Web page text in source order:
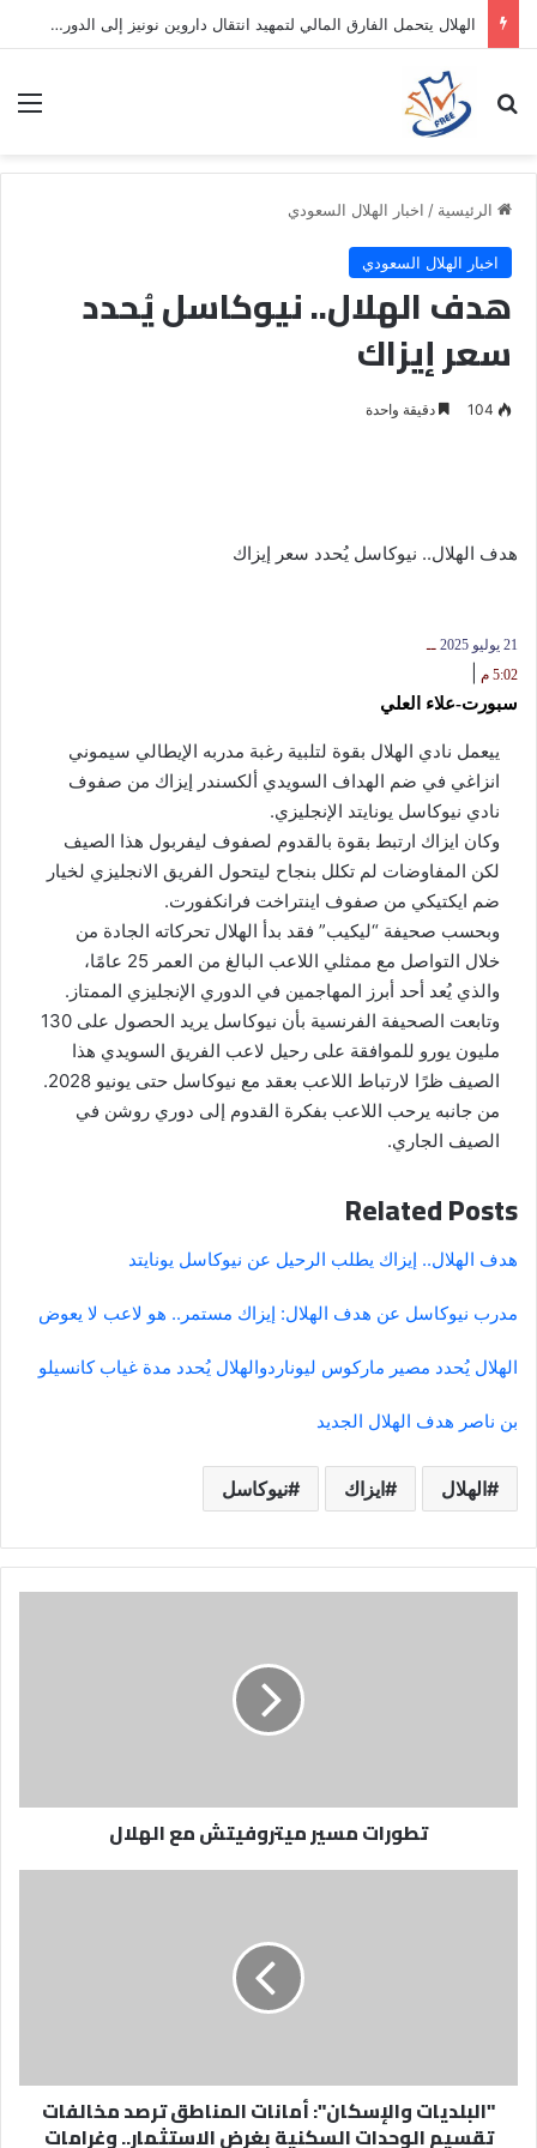
الهلال يتحمل الفارق المالي لتمهيد انتقال داروين نونيز إلى الدوري التركي
بحث عن
الرئيسية / اخبار الهلال السعودي
اخبار الهلال السعودي
هدف الهلال.. نيوكاسل يُحدد
سعر إيزاك
104 دقيقة واحدة
هدف الهلال.. نيوكاسل يُحدد سعر إيزاك
21 يوليو 2025
ــ
5:02 م
سبورت-علاء العلي
ييعمل نادي الهلال بقوة لتلبية رغبة مدربه الإيطالي سيموني
انزاغي في ضم الهداف السويدي ألكسندر إيزاك من صفوف
نادي نيوكاسل يونايتد الإنجليزي.
وكان ايزاك ارتبط بقوة بالقدوم لصفوف ليفربول هذا الصيف
لكن المفاوضات لم تكلل بنجاح ليتحول الفريق الانجليزي لخيار
ضم ايكتيكي من صفوف اينتراخت فرانكفورت.
وبحسب صحيفة “ليكيب” فقد بدأ الهلال تحركاته الجادة من
خلال التواصل مع ممثلي اللاعب البالغ من العمر 25 عامًا،
والذي يُعد أحد أبرز المهاجمين في الدوري الإنجليزي الممتاز.
وتابعت الصحيفة الفرنسية بأن نيوكاسل يريد الحصول على 130
مليون يورو للموافقة على رحيل لاعب الفريق السويدي هذا
الصيف ظرًا لارتباط اللاعب بعقد مع نيوكاسل حتى يونيو 2028.
من جانبه يرحب اللاعب بفكرة القدوم إلى دوري روشن في
الصيف الجاري.
Related Posts
هدف الهلال.. إيزاك يطلب الرحيل عن نيوكاسل يونايتد
مدرب نيوكاسل عن هدف الهلال: إيزاك مستمر.. هو لاعب لا يعوض
الهلال يُحدد مصير ماركوس ليوناردوالهلال يُحدد مدة غياب كانسيلو
بن ناصر هدف الهلال الجديد
الهلال ايزاك نيوكاسل
تطورات مسير ميتروفيتش مع الهلال
السكنية
بغرض
الاستثمار..
"البلديات والإسكان": أمانات المناطق ترصد مخالفات
تقسيم الوحدات السكنية بغرض الاستثمار.. وغرامات